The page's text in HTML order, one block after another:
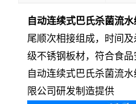
自动连续式巴氏杀菌流水
尾顺次相接组成，时间及
级不锈钢板材，符合食
自动连续式巴氏杀菌流
限公司研发制造提供